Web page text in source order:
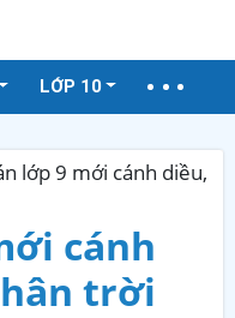
LỚP 10
lớp 9 mới cánh diều,
cánh
trời